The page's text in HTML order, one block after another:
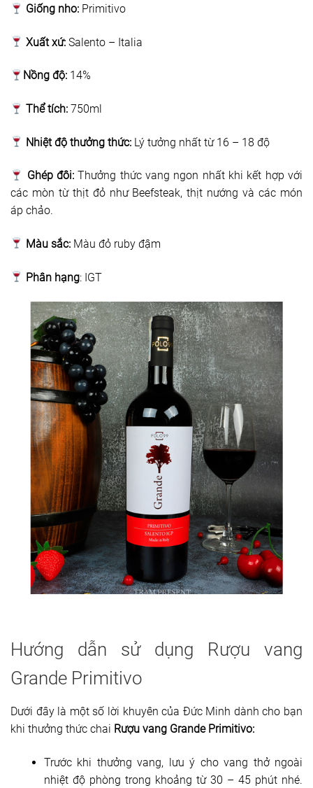
Giống nho: Primitivo
Xuất xứ:Salento – Italia
Nồng độ: 14%
Thể tích:750ml
Nhiệt độ thưởng thức: Lý tưởng nhất từ 16 – 18 độ
Ghép đôi:Thưởng thức vang ngon nhất khi kết hợp với
các mòn từ thịt đỏ như Beefsteak, thịt nướng và các món
áp chảo.
Màu sắc: Màu đỏ ruby đậm
Phân hạng: IGT
Hướng dẫn sử dụng Rượu vang
Grande Primitivo
Dưới đây là một số lời khuyên của Đức Minh dành cho bạn
khi thưởng thức chai Rượu vang Grande Primitivo:
Trước khi thưởng vang, lưu ý cho vang thở ngoài
nhiệt độ phòng trong khoảng từ 30 – 45 phút nhé.